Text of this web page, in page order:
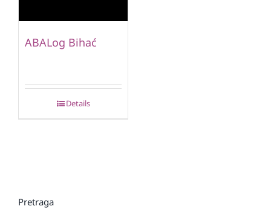
ABALog Bihać
Details
Pretraga